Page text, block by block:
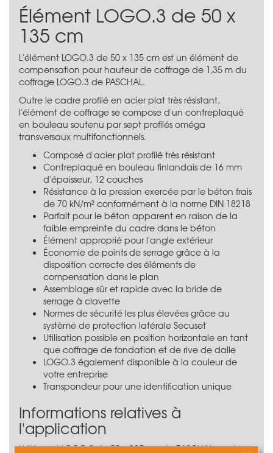
Élément LOGO.3 de 50 x
135 cm
L'élément LOGO.3 de 50 x 135 cm est un élément de
compensation pour hauteur de coffrage de 1,35 m du
coffrage LOGO.3 de PASCHAL.
Outre le cadre profilé en acier plat très résistant,
l'élément de coffrage se compose d'un contreplaqué
en bouleau soutenu par sept profilés oméga
transversaux multifonctionnels.
Composé d'acier plat profilé très résistant
Contreplaqué en bouleau finlandais de 16 mm
d'épaisseur, 12 couches
Résistance à la pression exercée par le béton frais
de 70 kN/m² conformément à la norme DIN 18218
Parfait pour le béton apparent en raison de la
faible empreinte du cadre dans le béton
Élément approprié pour l'angle extérieur
Économie de points de serrage grâce à la
disposition correcte des éléments de
compensation dans le plan
Assemblage sûr et rapide avec la bride de
serrage à clavette
Normes de sécurité les plus élevées grâce au
système de protection latérale Secuset
Utilisation possible en position horizontale en tant
que coffrage de fondation et de rive de dalle
LOGO.3 également disponible à la couleur de
votre entreprise
Transpondeur pour une identification unique
Informations relatives à
l'application
L'élément LOGO.3 de 50 x 135 cm de PASCHAL peut